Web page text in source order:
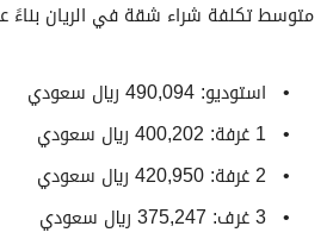
متوسط ​​تكلفة شراء شقة في الريان بناءً
استوديو: 490,094 ريال سعودي
1 غرفة: 400,202 ريال سعودي
2 غرفة: 420,950 ريال سعودي
3 غرف: 375,247 ريال سعودي